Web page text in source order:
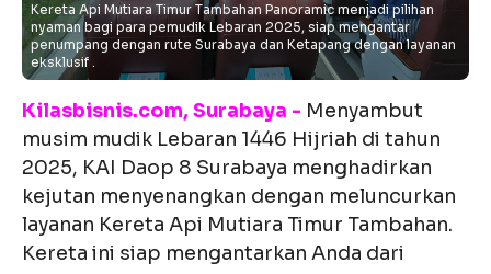
Kereta Api Mutiara Timur Tambahan Panoramic menjadi pilihan
nyaman bagi para pemudik Lebaran 2025, siap mengantar
penumpang dengan rute Surabaya dan Ketapang dengan layanan
eksklusif .
Kilasbisnis.com, Surabaya - Menyambut
musim mudik Lebaran 1446 Hijriah di tahun
2025, KAI Daop 8 Surabaya menghadirkan
kejutan menyenangkan dengan meluncurkan
layanan Kereta Api Mutiara Timur Tambahan.
Kereta ini siap mengantarkan Anda dari